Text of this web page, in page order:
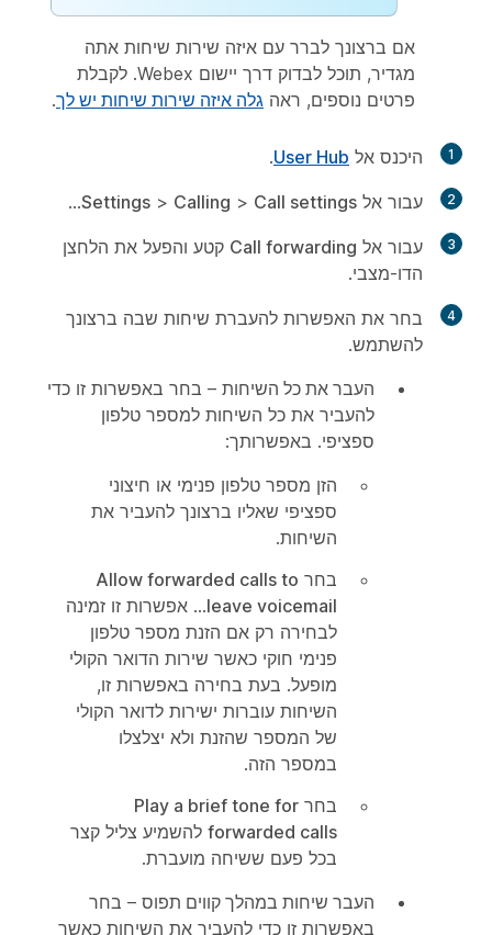
אם ברצונך לברר עם איזה שירות שיחות אתה
מגדיר, תוכל לבדוק דרך יישום Webex. לקבלת
פרטים נוספים, ראה גלה איזה שירות שיחות יש לך.
1 היכנס אל User Hub
.
2 עבור אל Settings > Calling > Call settings
...
3 עבור אל Call forwarding קטע והפעל את הלחצן
הדו-מצבי.
4
בחר את האפשרות להעברת שיחות שבה ברצונך
להשתמש.
העבר את כל השיחות – בחר באפשרות זו כדי
להעביר את כל השיחות למספר טלפון
ספציפי. באפשרותך:
הזן מספר טלפון פנימי או חיצוני
ספציפי שאליו ברצונך להעביר את
השיחות.
בחר Allow forwarded calls to
leave voicemail... אפשרות זו זמינה
לבחירה רק אם הזנת מספר טלפון
פנימי חוקי כאשר שירות הדואר הקולי
מופעל. בעת בחירה באפשרות זו,
השיחות עוברות ישירות לדואר הקולי
של המספר שהזנת ולא יצלצלו
במספר הזה.
בחר Play a brief tone for
forwarded calls להשמיע צליל קצר
בכל פעם ששיחה מועברת.
העבר שיחות במהלך קווים תפוס – בחר
באפשרות זו כדי להעביר את השיחות כאשר